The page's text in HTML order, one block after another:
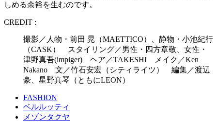
しめる余裕を生むのです。
CREDIT :
撮影／人物・前田 晃（MAETTICO）、静物・小池紀行
（CASK） スタイリング／男性・四方章敬、女性・
津野真吾(impiger) ヘア／TAKESHI メイク／Ken
Nakano 文／竹石安宏（シティライツ） 編集／渡辺
豪、星野真琴（ともにLEON）
FASHION
ベルルッティ
メゾンタクヤ